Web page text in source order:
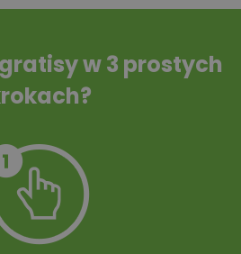
Przydomowa
10 projektów małej
w 3 prostych